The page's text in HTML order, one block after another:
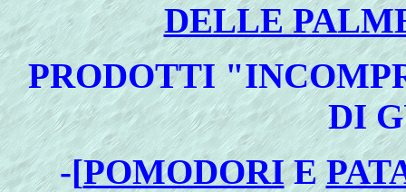
DELLE
PRODOTTI
DI
-[POMODORIE